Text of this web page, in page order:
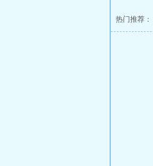
热门推荐：